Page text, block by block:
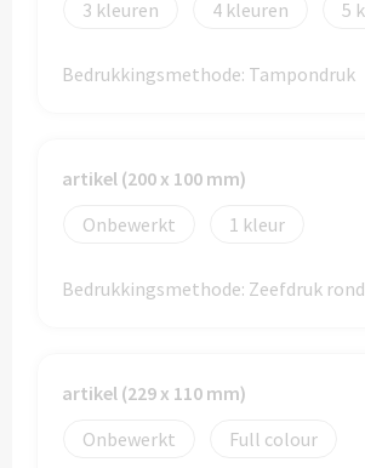
Thermosflessen bedrukken
Sportflessen & Bidons bedrukken
Waterflesjes bedrukken
Bekers bedrukken
Custom made opblaas artikelen
Custom made voetballen & frisbees
Custom made auto zonneschermen
Offerte + Visual opvragen
3 4 5
Bedrukkingsmethode: Tampondruk
artikel (200 x 100 mm)
Onbewerkt
1
Bedrukkingsmethode: Zeefdruk rond
artikel (229 x 110 mm)
Onbewerkt
Full colour